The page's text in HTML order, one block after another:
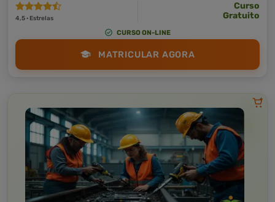
4,5 · Estrelas
Curso
Gratuito
CURSO ON-LINE
MATRICULAR AGORA